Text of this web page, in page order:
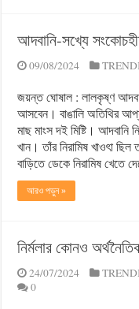
আদবানি-সখ্যে
09/08/2024
জয়ন্ত ঘোষাল : লালকৃষ্ণ
আসবেন। বাঙালি অতিথির
মাছ মাংস দই মিষ্টি। আদবানি
খান। তাঁর নিরামিষ খাওৎা
বাড়িতে ডেকে নিরামিষ খেতে
আরও পড়ুন »
নির্মলার কোনও
24/07/2024
0